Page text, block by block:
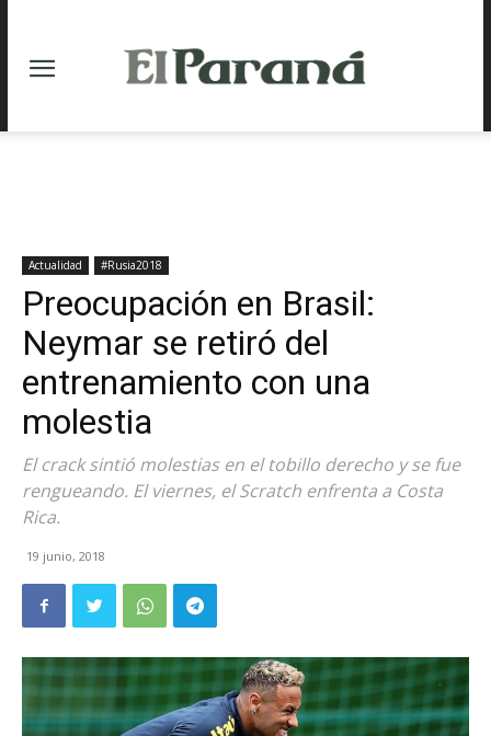
Actualidad #Rusia2018
Preocupación en Brasil:
Neymar se retiró del
entrenamiento con una
molestia
El crack sintió molestias en el tobillo derecho y se fue
rengueando. El viernes, el Scratch enfrenta a Costa
Rica.
19 junio, 2018